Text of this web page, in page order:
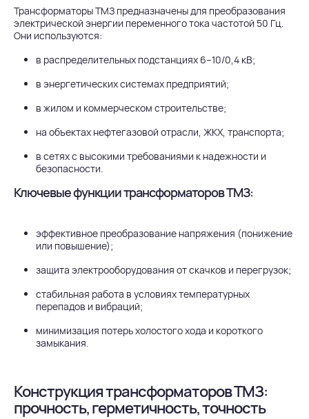
Трансформаторы ТМЗ предназначены для преобразования
электрической энергии переменного тока частотой 50 Гц.
Они используются:
в распределительных подстанциях 6–10/0,4 кВ;
в энергетических системах предприятий;
в жилом и коммерческом строительстве;
на объектах нефтегазовой отрасли, ЖКХ, транспорта;
в сетях с высокими требованиями к надежности и
безопасности.
Ключевые функции трансформаторов ТМЗ:
эффективное преобразование напряжения (понижение
или повышение);
защита электрооборудования от скачков и перегрузок;
стабильная работа в условиях температурных
перепадов и вибраций;
минимизация потерь холостого хода и короткого
замыкания.
Конструкция трансформаторов ТМЗ:
прочность, герметичность, точность